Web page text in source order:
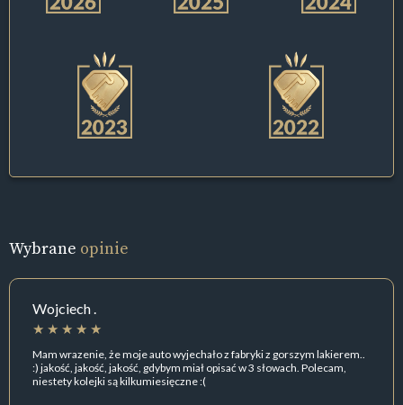
Wybrane opinie
Wojciech .
Mam wrazenie, że moje auto wyjechało z fabryki z gorszym lakierem..
:) jakość, jakość, jakość, gdybym miał opisać w 3 słowach. Polecam,
niestety kolejki są kilkumiesięczne :(